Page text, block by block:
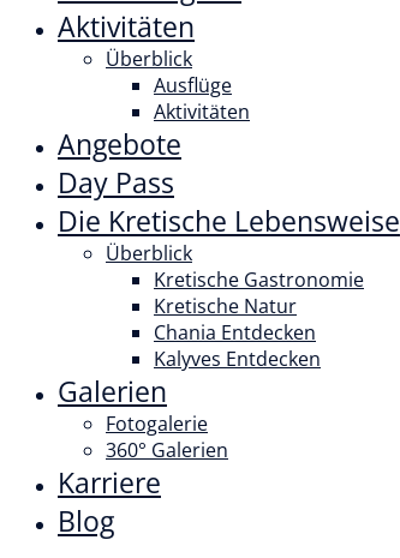
Aktivitäten
Überblick
Ausflüge
Aktivitäten
Angebote
Day Pass
Die Kretische Lebensweise
Überblick
Kretische Gastronomie
Kretische Natur
Chania Entdecken
Kalyves Entdecken
Galerien
Fotogalerie
360° Galerien
Karriere
Blog